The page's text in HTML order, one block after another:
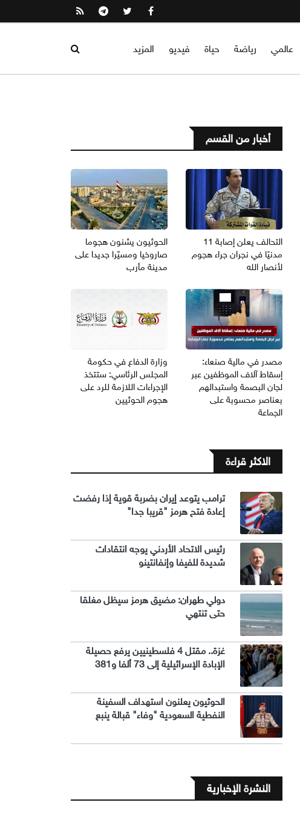
عالمي رياضة حياة فيديو المزيد
أخبار من القسم
التحالف يعلن إصابة 11
مدنيًا في نجران جراء هجوم
لأنصار الله
الحوثيون يشنون هجوما
صاروخيا ومسيّرا جديدا على
مدينة مأرب
مصدر في مالية صنعاء:
إسقاط آلاف الموظفين عبر
لجان البصمة واستبدالهم
بعناصر محسوبة على
الجماعة
وزارة الدفاع في حكومة
المجلس الرئاسي: ستتخذ
الإجراءات اللازمة للرد على
هجوم الحوثيين
الاكثر قراءة
ترامب يتوعد إيران بضربة قوية إذا رفضت
إعادة فتح هرمز "قريبا جدا"
رئيس الاتحاد الأردني يوجه انتقادات
شديدة للفيفا وإنفانتينو
دولي طهران: مضيق هرمز سيظل مغلقا
حتى تنتهي
غزة.. مقتل 4 فلسطينيين يرفع حصيلة
الإبادة الإسرائيلية إلى 73 ألفا و381
الحوثيون يعلنون استهداف السفينة
النفطية السعودية "وفاء" قبالة ينبع
النشرة الإخبارية